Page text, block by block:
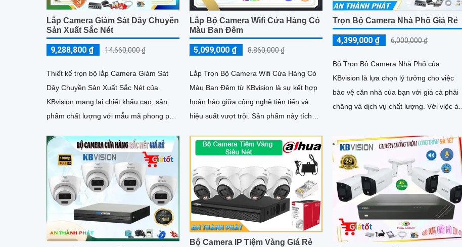
Lắp Camera Giám Sát Dây Chuyền
Sản Xuất Sắc Nét
9,288,800 ₫ 14,660,000 ₫
Thiết kế trọn bộ lắp Camera Giám Sát
Dây Chuyền Sản Xuất Sắc Nét của
KBvision mang lại chiết khấu cao, sản
phẩm chất lượng với mẫu mã phong phú.
Lắp Bộ Camera Wifi Cửa Hàng Có
Màu Ban Đêm
5,099,000 ₫ 8,860,000 ₫
Lắp Trọn Bộ Camera Wifi Cửa Hàng Có
Màu Ban Đêm từ KBvision là sự kết hợp
hoàn hảo giữa công nghệ tiên tiến và
hiệu suất vượt trội. Sản phẩm này tích
đảm bảo sự an toàn cho cửa hàng của
bạn
Trọn Bộ Camera Nhà Phố Giá Rẻ
4,399,000 ₫ 6,000,000 ₫
Bộ Trọn Bộ Camera Nhà Phố của
KBvision là lựa chọn lý tưởng cho việc
bảo vệ căn nhà của bạn với giá cả phải
chăng và dịch vụ chất lượng. Với việc áp
này được trang bị tính năng tích hợp cho
khả năng thu hình chất lượng cao
Bộ Camera IP Tiệm Vàng Giá Rẻ